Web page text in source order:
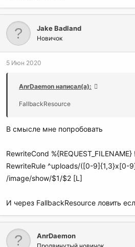
Jake Badland
Новичок
5 Июн 2020
AnrDaemon написал(а):
FallbackResource
В смысле мне попробовать
RewriteCond %{REQUEST_FILENAME}
RewriteRule ^uploads/([0-9]{1,3}x[0-
/image/show/$1/$2 [L]
И через FallbackResource ловить
AnrDaemon
Продвинутый новичок